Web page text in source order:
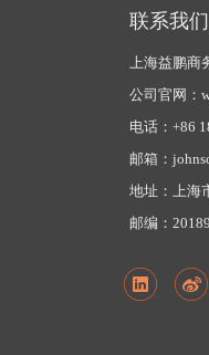
联系我们
上海益鹏商
公司官网：
电话：+86
邮箱：
地址：上海
邮编：